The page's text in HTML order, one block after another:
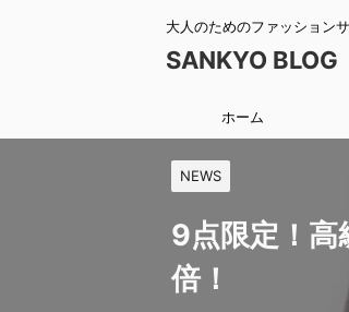
大人のためのファッション
SANKYO BLOG
ホーム
NEWS
9点限定！
倍！